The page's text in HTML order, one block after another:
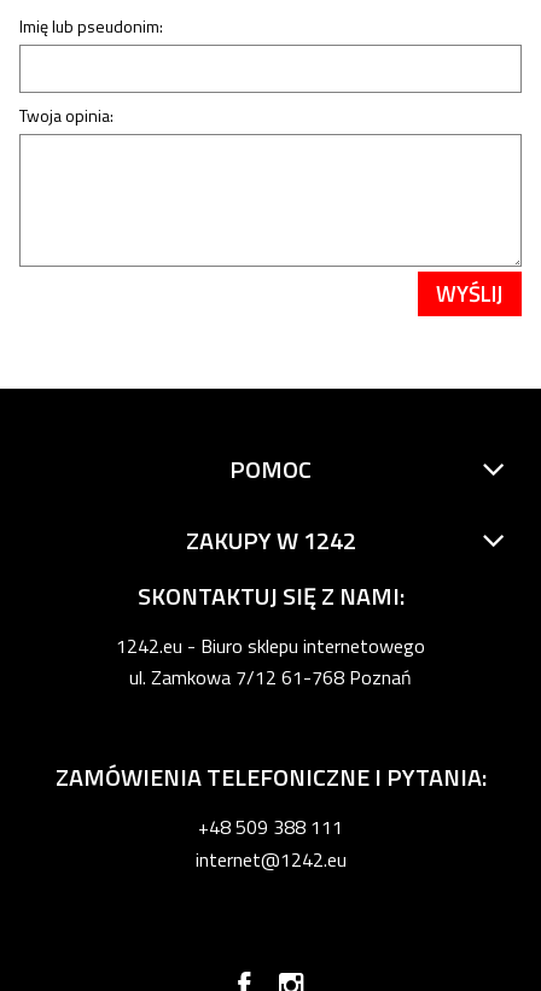
Imię lub pseudonim:
Twoja opinia:
WYŚLIJ
POMOC
ZAKUPY W 1242
SKONTAKTUJ SIĘ Z NAMI:
1242.eu - Biuro sklepu internetowego
ul. Zamkowa 7/12 61-768 Poznań
ZAMÓWIENIA TELEFONICZNE I PYTANIA:
+48 509 388 111
internet@1242.eu